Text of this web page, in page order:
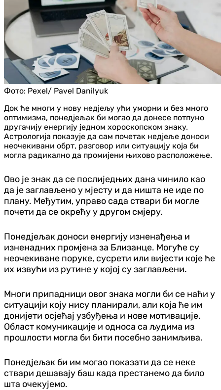
Фото: Pexel/ Pavel Danilyuk
Док ће многи у нову недјељу ући уморни и без много
оптимизма, понедјељак би могао да донесе потпуно
другачију енергију једном хороскопском знаку.
Астрологија показује да сам почетак недјеље доноси
неочекивани обрт, разговор или ситуацију која би
могла радикално да промијени њихово расположење.
Ово је знак да се послиједњих дана чинило као
да је заглављено у мјесту и да ништа не иде по
плану. Међутим, управо сада ствари би могле
почети да се окрећу у другом смјеру.
Понедјељак доноси енергију изненађења и
изненадних промјена за Близанце. Могуће су
неочекиване поруке, сусрети или вијести које ће
их извући из рутине у којој су заглављени.
Многи припадници овог знака могли би се наћи у
ситуацији коју нису планирали, али која ће им
донијети осјећај узбуђења и нове мотивације.
Област комуникације и односа са људима из
прошлости могла би бити посебно занимљива.
Понедјељак би им могао показати да се неке
ствари дешавају баш када престанемо да било
шта очекујемо.